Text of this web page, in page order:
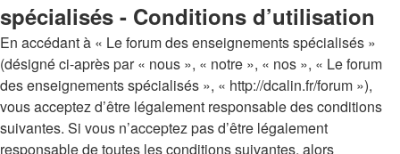
spécialisés - Conditions d’utilisation
En accédant à « Le forum des enseignements spécialisés »
(désigné ci-après par « nous », « notre », « nos », « Le forum
des enseignements spécialisés », « http://dcalin.fr/forum »),
vous acceptez d’être légalement responsable des conditions
suivantes. Si vous n’acceptez pas d’être légalement
responsable de toutes les conditions suivantes, alors